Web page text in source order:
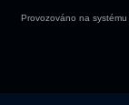
Provozováno na systému